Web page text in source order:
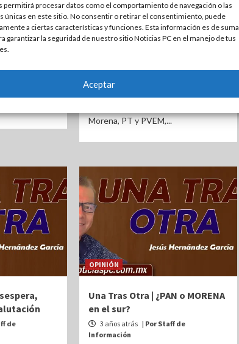
permitirá procesar datos como el comportamiento de navegación o las
únicas en este sitio. No consentir o retirar el consentimiento, puede
a ciertas características y funciones. Esta información es de suma
garantizar la seguridad de nuestro sitio Noticias PC en el manejo de tus
Aceptar
mata
de
TREVIÑO
de edad, se
con...
Una Tras Otra | Mucho
candidato para tan poca
oposición
Por Jesús Hernández García Como
Morena, PT y PVEM,...
de
OPINIÓN
Una Tras Otra | ¿PAN o MORENA
en el sur?
3 años atrás | Por Staff de
Información